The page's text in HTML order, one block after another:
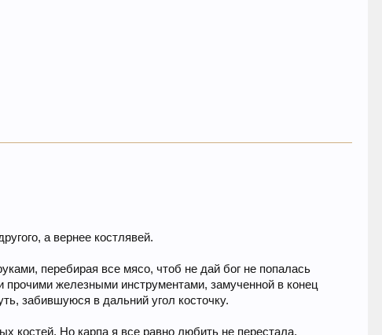
а вернее костлявей.
перебирая все мясо, чтоб не дай бог не попалась
железными инструментами, замученной в конец
забившуюся в дальний угол косточку.
костей. Но карпа я все равно любить не перестала.